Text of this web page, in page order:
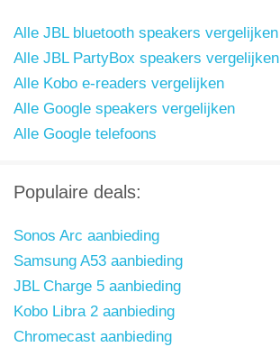
Alle JBL bluetooth speakers vergelijken
Alle JBL PartyBox speakers vergelijken
Alle Kobo e-readers vergelijken
Alle Google speakers vergelijken
Alle Google telefoons
Populaire deals:
Sonos Arc aanbieding
Samsung A53 aanbieding
JBL Charge 5 aanbieding
Kobo Libra 2 aanbieding
Chromecast aanbieding